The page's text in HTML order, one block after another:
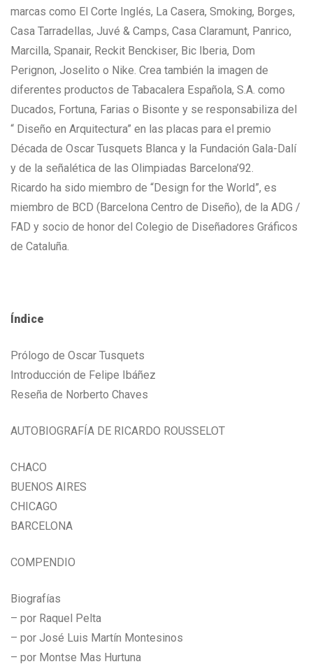
marcas como El Corte Inglés, La Casera, Smoking, Borges,
Casa Tarradellas, Juvé & Camps, Casa Claramunt, Panrico,
Marcilla, Spanair, Reckit Benckiser, Bic Iberia, Dom
Perignon, Joselito o Nike. Crea también la imagen de
diferentes productos de Tabacalera Española, S.A. como
Ducados, Fortuna, Farias o Bisonte y se responsabiliza del
“ Diseño en Arquitectura” en las placas para el premio
Década de Oscar Tusquets Blanca y la Fundación Gala-Dalí
y de la señalética de las Olimpiadas Barcelona’92.
Ricardo ha sido miembro de “Design for the World”, es
miembro de BCD (Barcelona Centro de Diseño), de la ADG /
FAD y socio de honor del Colegio de Diseñadores Gráficos
de Cataluña.
Índice
Prólogo de Oscar Tusquets
Introducción de Felipe Ibáñez
Reseña de Norberto Chaves
AUTOBIOGRAFÍA DE RICARDO ROUSSELOT
CHACO
BUENOS AIRES
CHICAGO
BARCELONA
COMPENDIO
Biografías
– por Raquel Pelta
– por José Luis Martín Montesinos
– por Montse Mas Hurtuna